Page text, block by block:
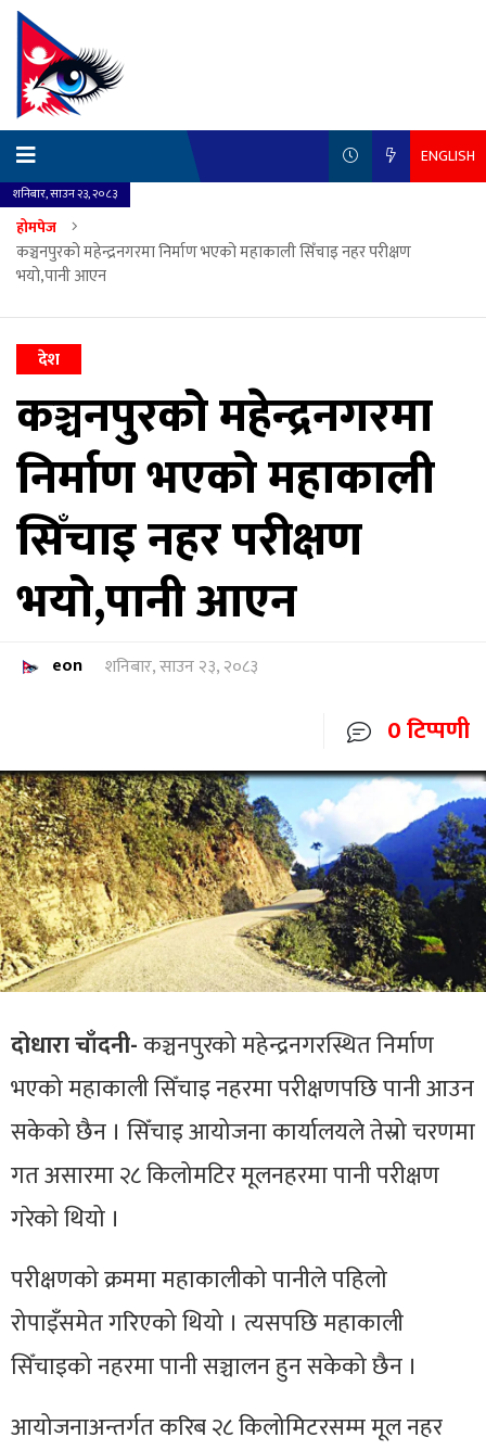
शनिबार, साउन २३, २०८३
ENGLISH
होमपेज
कञ्चनपुरको महेन्द्रनगरमा निर्माण भएको महाकाली सिँचाइ नहर परीक्षण
भयो,पानी आएन
देश
कञ्चनपुरको महेन्द्रनगरमा
निर्माण भएको महाकाली
सिँचाइ नहर परीक्षण
भयो,पानी आएन
eon शनिबार, साउन २३, २०८३
0 टिप्पणी
दोधारा चाँदनी-कञ्चनपुरको महेन्द्रनगरस्थित निर्माण
भएको महाकाली सिँचाइ नहरमा परीक्षणपछि पानी आउन
सकेको छैन । सिँचाइ आयोजना कार्यालयले तेस्रो चरणमा
गत असारमा २८ किलोमटिर मूलनहरमा पानी परीक्षण
गरेको थियो ।
परीक्षणको क्रममा महाकालीको पानीले पहिलो
रोपाइँसमेत गरिएको थियो । त्यसपछि महाकाली
सिँचाइको नहरमा पानी सञ्चालन हुन सकेको छैन ।
आयोजनाअन्तर्गत करिब २८ किलोमिटरसम्म मूल नहर